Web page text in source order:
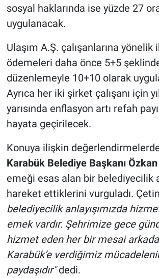
sosyal haklarında ise yüzde 27
uygulanacak.
Ulaşım A.Ş. çalışanlarına yönelik
ödemeleri daha önce 5+5
düzenlemeyle 10+10 olarak
Ayrıca her iki şirket çalışanı için
yarısında enflasyon artı refah
hayata geçirilecek.
Konuya ilişkin
Karabük Belediye Başkanı
emeği esas alan bir belediyecilik
hareket ettiklerini vurguladı.
belediyecilik anlayışımızda
emek vardır. Şehrimize gece
hizmet eden her bir mesai
Karabük’e verdiğimiz
paydaşıdır"dedi.